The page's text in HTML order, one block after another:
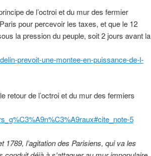
de l’octroi et du mur des fermier
pour percevoir les taxes, et que le 12
la pression du peuple, soit 2 jours avant la
prevoit-une-montee-en-puissance-de-l-
retour de l’octroi et du mur des fermiers
5
1789, l’agitation des Parisiens, qui va les